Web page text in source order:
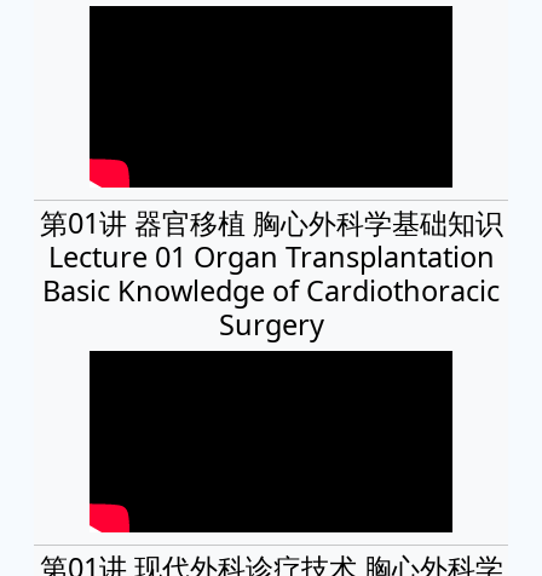
第01讲 器官移植 胸心外科学基础知识
Lecture 01 Organ Transplantation
Basic Knowledge of Cardiothoracic
Surgery
第01讲 现代外科诊疗技术 胸心外科学